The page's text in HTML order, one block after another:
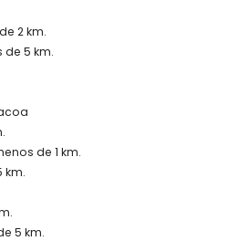
x 5 m y 2 m de profundidad
grava, árboles y muebles
2 están cubiertas
de comedor exterior
privado cubierto y 10
privado
2 km.
5 km.
de 1 km.
km.
5 km.